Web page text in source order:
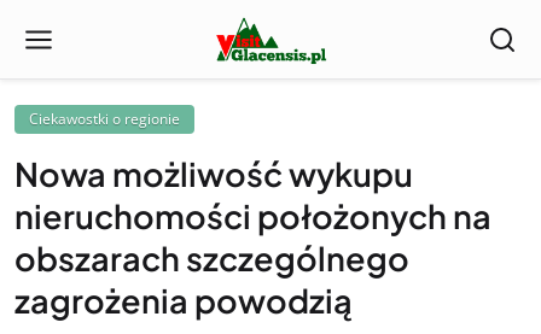
Ciekawostki o regionie
Nowa możliwość wykupu
nieruchomości położonych na
obszarach szczególnego
zagrożenia powodzią